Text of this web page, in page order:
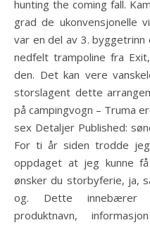
hunting the coming fall.
grad de ukonvensjonelle
var en del av 3.
nedfelt trampoline fra
den. Det kan vere
storslagent dette
på campingvogn – Truma
sex Detaljer Published:
For ti år siden trodde
oppdaget at jeg kunne
ønsker du storbyferie, ja,
og. Dette innebærer
produktnavn,